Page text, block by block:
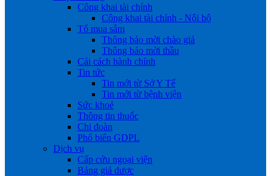
Công khai tài chính
Công khai tài chính - Nội bộ
Tổ mua sắm
Thông báo mời chào giá
Thông báo mời thầu
Cải cách hành chính
Tin tức
Tin mới từ Sở Y Tế
Tin mới từ bệnh viện
Sức khoẻ
Thông tin thuốc
Chi đoàn
Phổ biến GDPL
Dịch vụ
Cấp cứu ngoại viện
Bảng giá dược